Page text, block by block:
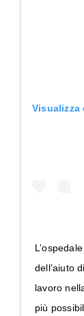
Visualizza
dell’aiuto
lavoro
più